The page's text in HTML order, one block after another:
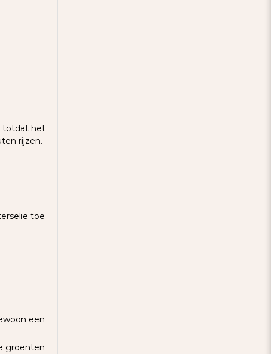
totdat het
rijzen.
toe
een
groenten